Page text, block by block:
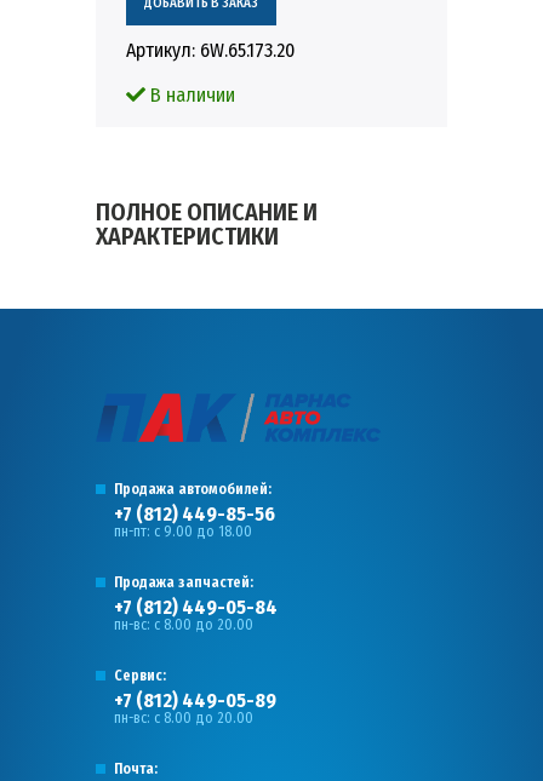
Артикул: 6W.65.173.20
В наличии
ПОЛНОЕ ОПИСАНИЕ И
ХАРАКТЕРИСТИКИ
Продажа автомобилей:
+7 (812) 449-85-56
пн-пт: с 9.00 до 18.00
Продажа запчастей:
+7 (812) 449-05-84
пн-вс: с 8.00 до 20.00
Сервис:
+7 (812) 449-05-89
пн-вс: с 8.00 до 20.00
Почта: